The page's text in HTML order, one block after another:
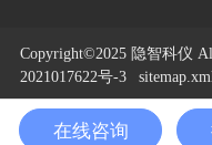
Copyright©2025 隐智科仪
2021017622号-3
在线咨询